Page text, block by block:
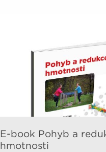
E-book Pohyb a
hmotnosti